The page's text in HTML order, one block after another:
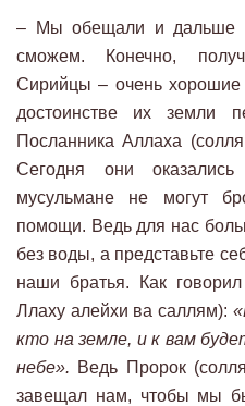
– Мы обещали и дальше
сможем. Конечно,
Сирийцы – очень хорошие
достоинстве их земли
Посланника Аллаха
Сегодня они
мусульмане не могут
помощи. Ведь для нас
без воды, а представьте
наши братья. Как
Ллаху алейхи ва саллям):
кто на земле, и к вам
небе». Ведь Пророк
завещал нам, чтобы мы